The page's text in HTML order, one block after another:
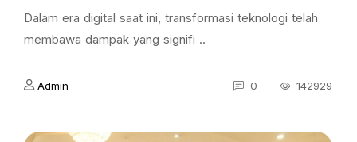
Dalam era digital saat ini, transformasi teknologi telah
membawa dampak yang signifi ..
Admin 0 142929